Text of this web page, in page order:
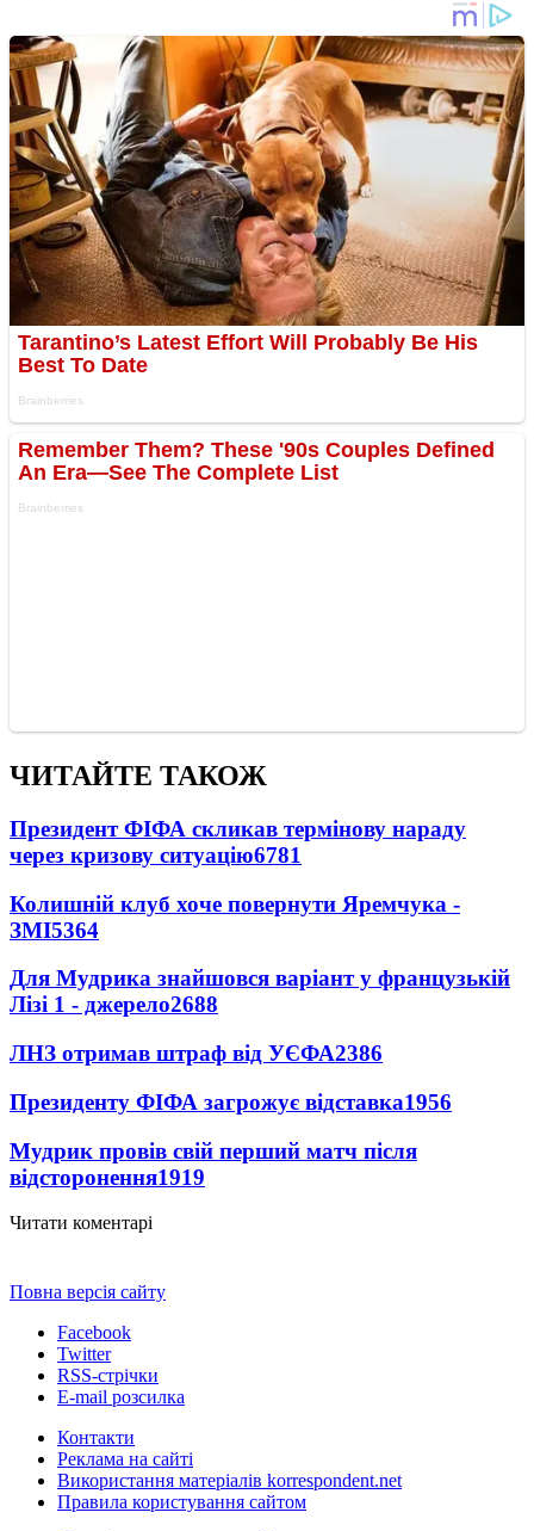
ЧИТАЙТЕ ТАКОЖ
Президент ФІФА скликав термінову нараду
через кризову ситуацію6781
Колишній клуб хоче повернути Яремчука -
ЗМІ5364
Для Мудрика знайшовся варіант у французькій
Лізі 1 - джерело2688
ЛНЗ отримав штраф від УЄФА2386
Президенту ФІФА загрожує відставка1956
Мудрик провів свій перший матч після
відсторонення1919
Читати коментарі
Повна версія сайту
Facebook
Twitter
RSS-стрічки
E-mail розсилка
Контакти
Реклама на сайті
Використання матеріалів korrespondent.net
Правила користування сайтом